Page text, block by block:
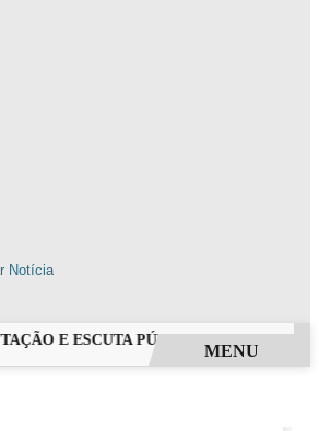
E ESCUTA PÚBLICA A VILA NOVA DE
MENU